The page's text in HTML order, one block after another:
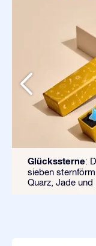
Glückssterne:
sieben
Quarz, Jade